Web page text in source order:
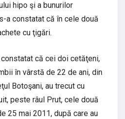
hipo şi a bunurilor
a constatat că în cele două
cu ţigări.
că cei doi cetăţeni,
în vârstă de 22 de ani, din
Botoşani, au trecut cu
peste râul Prut, cele două
25 mai 2011, după care au